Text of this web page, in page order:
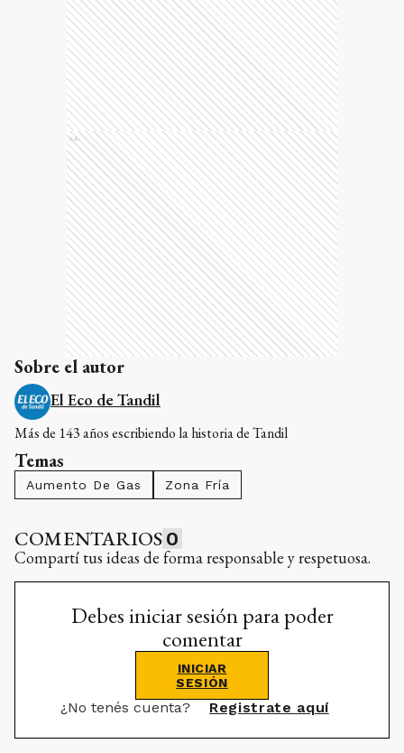
Ads
Sobre el autor
El Eco de Tandil
Más de 143 años escribiendo la historia de Tandil
Temas
Aumento De Gas Zona Fría
COMENTARIOS 0
Compartí tus ideas de forma responsable y respetuosa.
Debes iniciar sesión para poder
comentar
INICIAR
SESIÓN
¿No tenés cuenta? Registrate aquí